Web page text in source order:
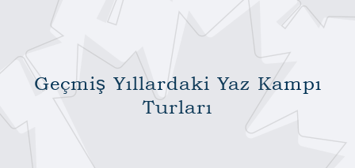
Geçmiş Yıllardaki Yaz Kampı
Turları